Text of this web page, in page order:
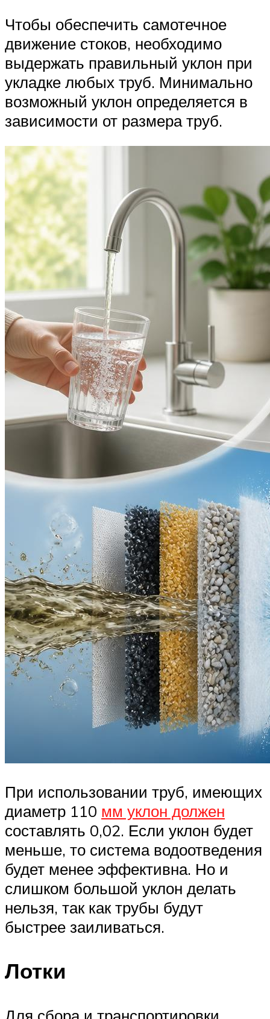
Чтобы обеспечить самотечное
движение стоков, необходимо
выдержать правильный уклон при
укладке любых труб. Минимально
возможный уклон определяется в
зависимости от размера труб.
При использовании труб, имеющих
диаметр 110 мм уклон должен
составлять 0,02. Если уклон будет
меньше, то система водоотведения
будет менее эффективна. Но и
слишком большой уклон делать
нельзя, так как трубы будут
быстрее заиливаться.
Лотки
Для сбора и транспортировки